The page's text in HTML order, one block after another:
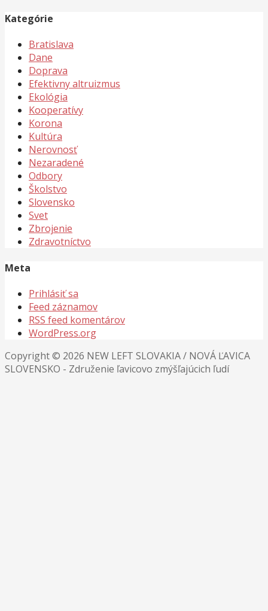
Kategórie
Bratislava
Dane
Doprava
Efektivny altruizmus
Ekológia
Kooperatívy
Korona
Kultúra
Nerovnosť
Nezaradené
Odbory
Školstvo
Slovensko
Svet
Zbrojenie
Zdravotníctvo
Meta
Prihlásiť sa
Feed záznamov
RSS feed komentárov
WordPress.org
Copyright © 2026 NEW LEFT SLOVAKIA / NOVÁ ĽAVICA
SLOVENSKO - Združenie ľavicovo zmýšľajúcich ľudí